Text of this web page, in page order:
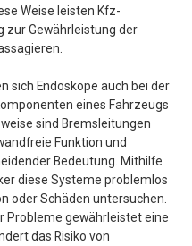
Weise leisten Kfz-
zur Gewährleistung der
sich Endoskope auch bei der
eines Fahrzeugs
sind Bremsleitungen
Funktion und
Bedeutung. Mithilfe
diese Systeme problemlos
oder Schäden untersuchen.
Probleme gewährleistet eine
das Risiko von